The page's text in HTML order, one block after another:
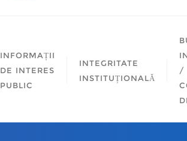
INFORMAȚII
DE INTERES
PUBLIC
INTEGRITATE
INSTITUȚIONALĂ
/